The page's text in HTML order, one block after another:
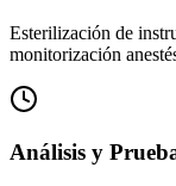
Esterilización de
monitorización
Análisis y